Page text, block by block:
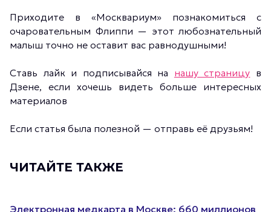
Приходите в «Москвариум» познакомиться с
очаровательным Флиппи — этот любознательный
малыш точно не оставит вас равнодушными!
Ставь лайк и подписывайся на нашу страницу в
Дзене, если хочешь видеть больше интересных
материалов
Если статья была полезной — отправь её друзьям!
ЧИТАЙТЕ ТАКЖЕ
Электронная медкарта в Москве: 660 миллионов